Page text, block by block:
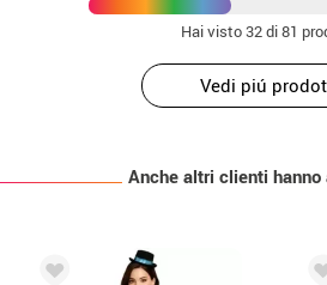
Hai visto32di 81
Vedi piú
Anche altri clienti hanno